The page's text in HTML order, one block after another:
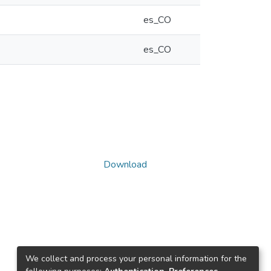
es_CO
es_CO
Download
We collect and process your personal information for the